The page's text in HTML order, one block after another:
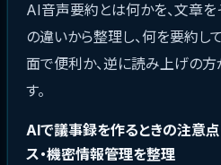
AI音声要約とは何かを、文章
の違いから整理し、何を要約し
面で便利か、逆に読み上げの
す。
AIで議事録を作るときの注意点
ス・機密情報管理を整理